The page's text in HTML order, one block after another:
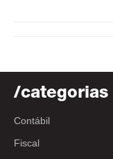
/categorias
Contábil
Fiscal